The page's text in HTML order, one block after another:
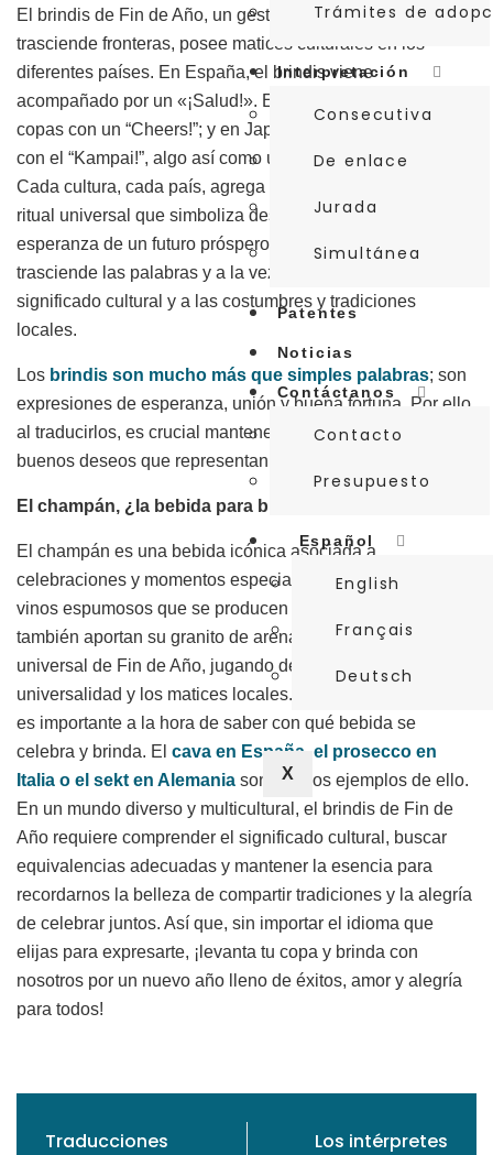
Trámites de
Interpretación
Consecutiva
De enlace
Jurada
Simultánea
Patentes
Noticias
Contáctanos
Contacto
Presupuesto
Español
English
Français
Deutsch
X
El brindis de Fin de Año, un gesto de celebración que
trasciende fronteras, posee matices culturales en los
diferentes países. En España, el brindis viene
acompañado por un «¡Salud!». En inglés hay que alzar las
copas con un “Cheers!”; y en Japón el ritual se completa
con el “Kampai!”, algo así como un “Bebe, ¡por favor!”.
Cada cultura, cada país, agrega su toque distintivo a este
ritual universal que simboliza deseos de felicidad y la
esperanza de un futuro próspero. Es un momento que
trasciende las palabras y a la vez exige un respeto al
significado cultural y a las costumbres y tradiciones
locales.
Los brindis son mucho más que simples palabras; son
expresiones de esperanza, unión y buena fortuna. Por ello,
al traducirlos, es crucial mantener el espíritu festivo y los
buenos deseos que representan.
El champán, ¿la bebida para brindar por excelencia?
El champán es una bebida icónica asociada a
celebraciones y momentos especiales. Sin embargo, los
vinos espumosos que se producen a lo largo del mundo
también aportan su granito de arena a la celebración
universal de Fin de Año, jugando de nuevo entre la
universalidad y los matices locales. La influencia cultural
es importante a la hora de saber con qué bebida se
celebra y brinda. El cava en España, el prosecco en
Italia o el sekt en Alemania son buenos ejemplos de ello.
En un mundo diverso y multicultural, el brindis de Fin de
Año requiere comprender el significado cultural, buscar
equivalencias adecuadas y mantener la esencia para
recordarnos la belleza de compartir tradiciones y la alegría
de celebrar juntos. Así que, sin importar el idioma que
elijas para expresarte, ¡levanta tu copa y brinda con
nosotros por un nuevo año lleno de éxitos, amor y alegría
para todos!
Traducciones
Los intérpretes